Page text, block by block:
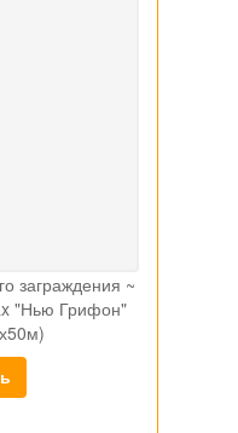
заграждения ~
"Нью Грифон"